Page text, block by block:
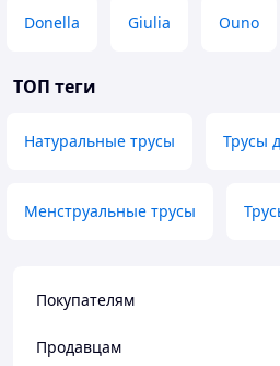
Donella Giulia Ouno
ТОП теги
Натуральные трусы Трусы
Менструальные трусы
Покупателям
Продавцам